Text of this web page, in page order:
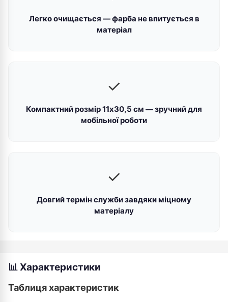
Легко очищається — фарба не впитується в
матеріал
✓
Компактний розмір 11х30,5 см — зручний для
мобільної роботи
✓
Довгий термін служби завдяки міцному
матеріалу
📊 Характеристики
Таблиця характеристик